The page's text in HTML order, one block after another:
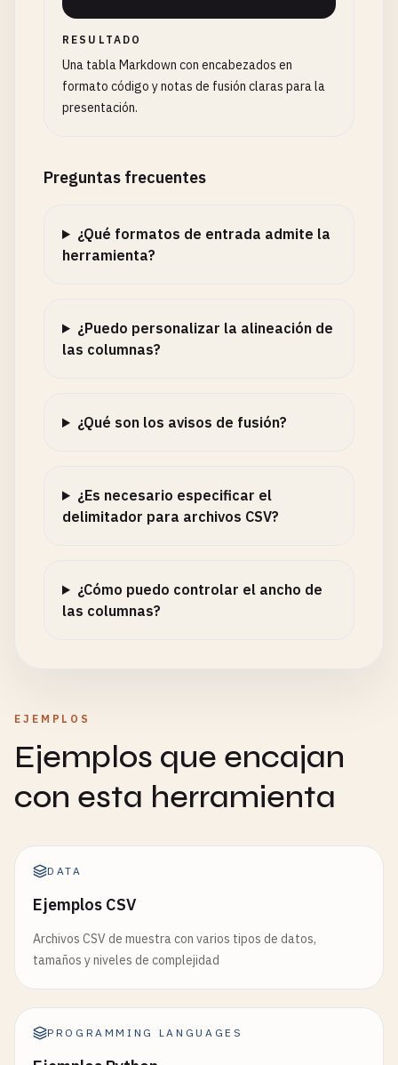
RESULTADO
Una tabla Markdown con encabezados en
formato código y notas de fusión claras para la
presentación.
Preguntas frecuentes
¿Qué formatos de entrada admite la
herramienta?
¿Puedo personalizar la alineación de
las columnas?
¿Qué son los avisos de fusión?
¿Es necesario especificar el
delimitador para archivos CSV?
¿Cómo puedo controlar el ancho de
las columnas?
EJEMPLOS
Ejemplos que encajan
con esta herramienta
DATA
Ejemplos CSV
Archivos CSV de muestra con varios tipos de datos,
tamaños y niveles de complejidad
PROGRAMMING LANGUAGES